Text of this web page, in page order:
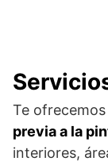
Te ofrecemos
previa a la
interiores,